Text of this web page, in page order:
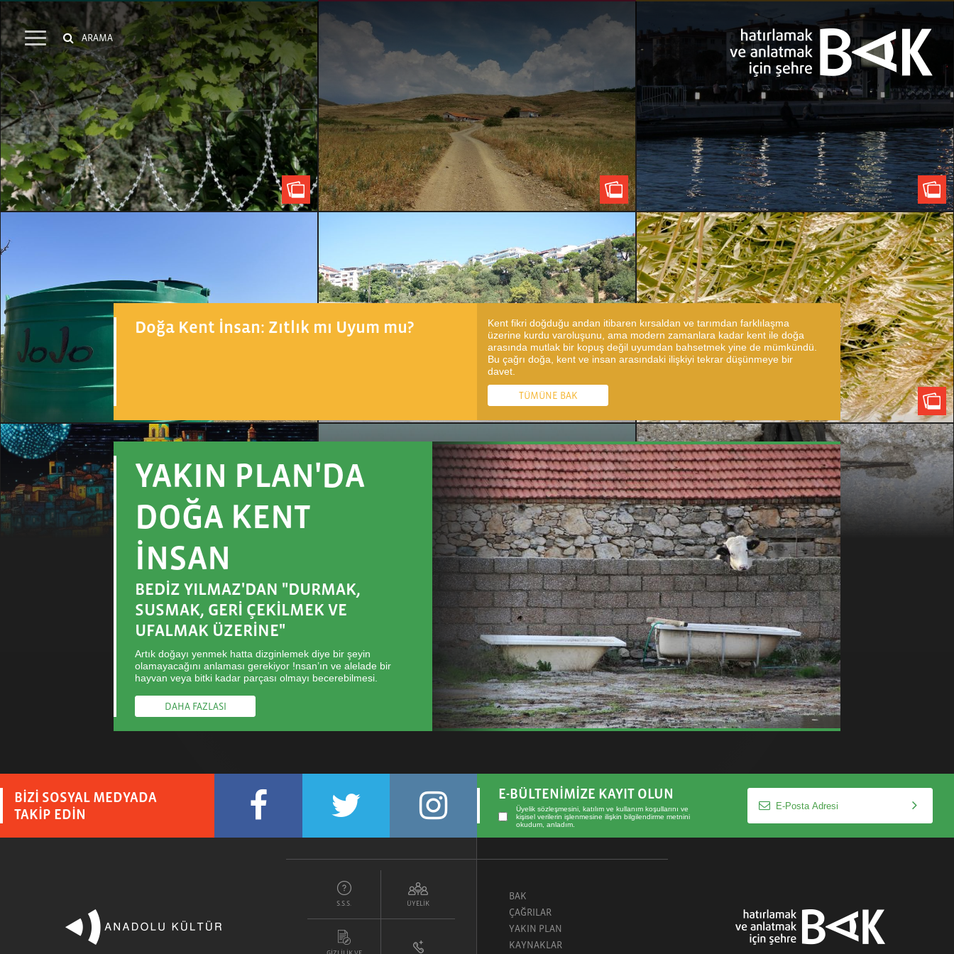
Doğa Kent İnsan: Zıtlık mı Uyum mu?
Kent fikri doğduğu andan itibaren kırsaldan ve tarımdan farklılaşma
üzerine kurdu varoluşunu, ama modern zamanlara kadar kent ile doğa
arasında mutlak bir kopuş değil uyumdan bahsetmek yine de mümkündü.
Bu çağrı doğa, kent ve insan arasındaki ilişkiyi tekrar düşünmeye bir
davet.
TÜMÜNE BAK
YAKIN PLAN'DA
DOĞA KENT
İNSAN
BEDİZ YILMAZ'DAN "DURMAK,
SUSMAK, GERİ ÇEKİLMEK VE
UFALMAK ÜZERİNE"
Artık doğayı yenmek hatta dizginlemek diye bir şeyin
olamayacağını anlaması gerekiyor !nsan’ın ve alelade bir
hayvan veya bitki kadar parçası olmayı becerebilmesi.
DAHA FAZLASI
BİZİ SOSYAL MEDYADA
TAKİP EDİN
E-BÜLTENİMİZE KAYIT OLUN
Üyelik sözleşmesini katılım ve kullanım koşullarını ve
kişisel verilerin işlenmesine ilişkin bilgilendirme metnini
okudum, anladım.
S.S.S. ÜYELİK
BAK
ÇAĞRILAR
YAKIN PLAN
KAYNAKLAR